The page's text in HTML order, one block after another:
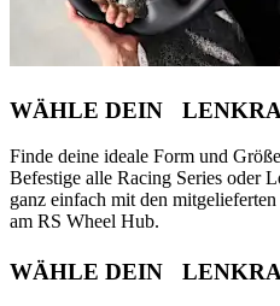
WÄHLE DEIN
Finde deine ideale Form und
Befestige alle Racing Series oder
ganz einfach mit den
am RS Wheel Hub.
WÄHLE DEIN